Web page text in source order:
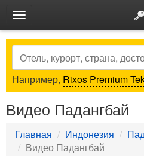
Toggle
navigation
Search
Например, Rixos Premium
Видео Падангбай
Главная Индонезия
Видео Падангбай